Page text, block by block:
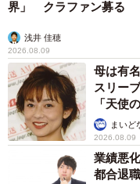
界」 クラファン募る
浅井 佳穂
2026.08.09
母は有
スリー
「天使
まいど
2026.08.09
業績悪
都合退